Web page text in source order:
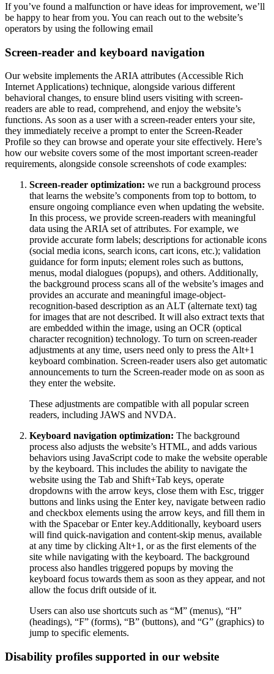
If you’ve found a malfunction or have ideas for improvement, we’ll
be happy to hear from you. You can reach out to the website’s
operators by using the following email
Screen-reader and keyboard navigation
Our website implements the ARIA attributes (Accessible Rich
Internet Applications) technique, alongside various different
behavioral changes, to ensure blind users visiting with screen-
readers are able to read, comprehend, and enjoy the website’s
functions. As soon as a user with a screen-reader enters your site,
they immediately receive a prompt to enter the Screen-Reader
Profile so they can browse and operate your site effectively. Here’s
how our website covers some of the most important screen-reader
requirements, alongside console screenshots of code examples:
Screen-reader optimization: we run a background process
that learns the website’s components from top to bottom, to
ensure ongoing compliance even when updating the website.
In this process, we provide screen-readers with meaningful
data using the ARIA set of attributes. For example, we
provide accurate form labels; descriptions for actionable icons
(social media icons, search icons, cart icons, etc.); validation
guidance for form inputs; element roles such as buttons,
menus, modal dialogues (popups), and others. Additionally,
the background process scans all of the website’s images and
provides an accurate and meaningful image-object-
recognition-based description as an ALT (alternate text) tag
for images that are not described. It will also extract texts that
are embedded within the image, using an OCR (optical
character recognition) technology. To turn on screen-reader
adjustments at any time, users need only to press the Alt+1
keyboard combination. Screen-reader users also get automatic
announcements to turn the Screen-reader mode on as soon as
they enter the website.
These adjustments are compatible with all popular screen
readers, including JAWS and NVDA.
Keyboard navigation optimization: The background
process also adjusts the website’s HTML, and adds various
behaviors using JavaScript code to make the website operable
by the keyboard. This includes the ability to navigate the
website using the Tab and Shift+Tab keys, operate
dropdowns with the arrow keys, close them with Esc, trigger
buttons and links using the Enter key, navigate between radio
and checkbox elements using the arrow keys, and fill them in
with the Spacebar or Enter key.Additionally, keyboard users
will find quick-navigation and content-skip menus, available
at any time by clicking Alt+1, or as the first elements of the
site while navigating with the keyboard. The background
process also handles triggered popups by moving the
keyboard focus towards them as soon as they appear, and not
allow the focus drift outside of it.
Users can also use shortcuts such as “M” (menus), “H”
(headings), “F” (forms), “B” (buttons), and “G” (graphics) to
jump to specific elements.
Disability profiles supported in our website